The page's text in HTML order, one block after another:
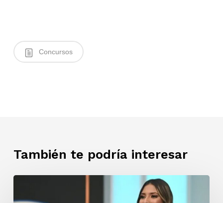
Concursos
También te podría interesar